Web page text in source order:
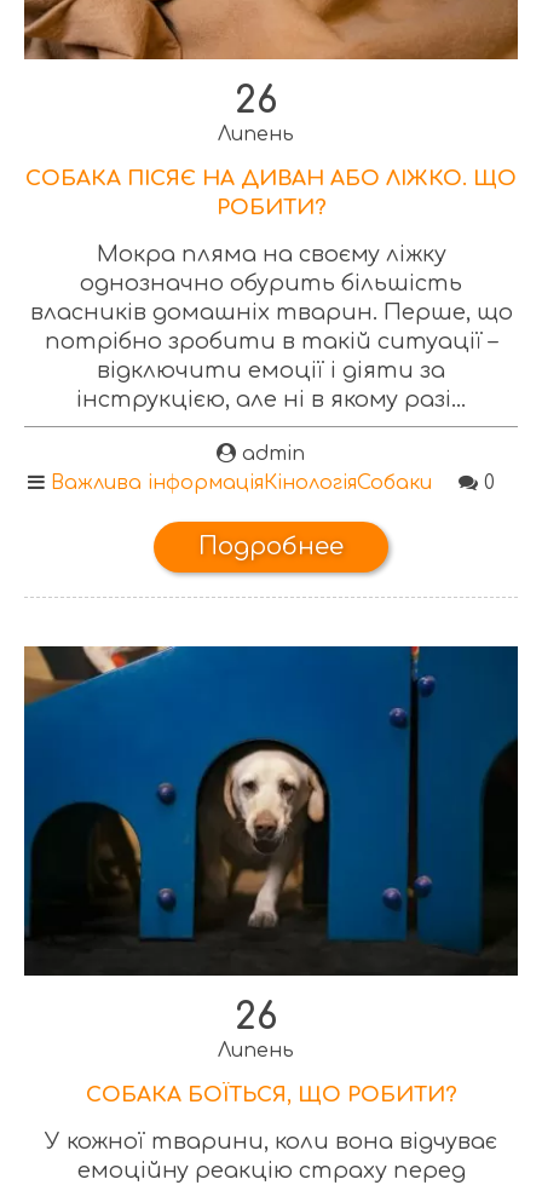
26
Липень
СОБАКА ПІСЯЄ НА ДИВАН АБО ЛІЖКО. ЩО
РОБИТИ?
Мокра пляма на своєму ліжку
однозначно обурить більшість
власників домашніх тварин. Перше, що
потрібно зробити в такій ситуації –
відключити емоції і діяти за
інструкцією, але ні в якому разі...
admin
Важлива інформаціяКінологіяСобаки 0
Подробнее
26
Липень
СОБАКА БОЇТЬСЯ, ЩО РОБИТИ?
У кожної тварини, коли вона відчуває
емоційну реакцію страху перед